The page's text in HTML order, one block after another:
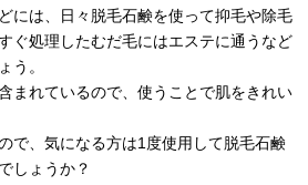
には、日々脱毛石鹸を使って抑毛や除毛
ぐ処理したむだ毛にはエステに通うなど
う。
まれているので、使うことで肌をきれい
で、気になる方は1度使用して脱毛石鹸
しょうか？